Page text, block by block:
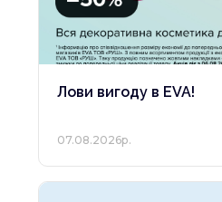
Лови вигоду в EVA!
07.08.2026р.